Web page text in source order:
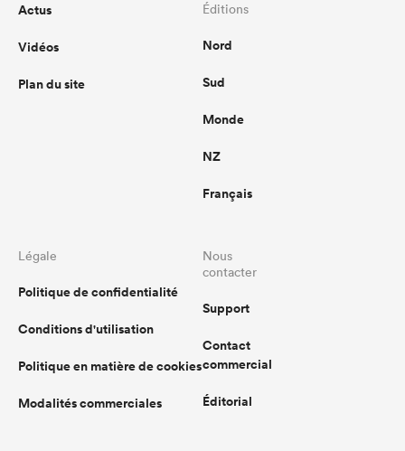
Actus
Vidéos
Plan du site
Éditions
Nord
Sud
Monde
NZ
Français
Légale
Politique de confidentialité
Conditions d'utilisation
Politique en matière de cookies
Modalités commerciales
Nous
contacter
Support
Contact
commercial
Éditorial